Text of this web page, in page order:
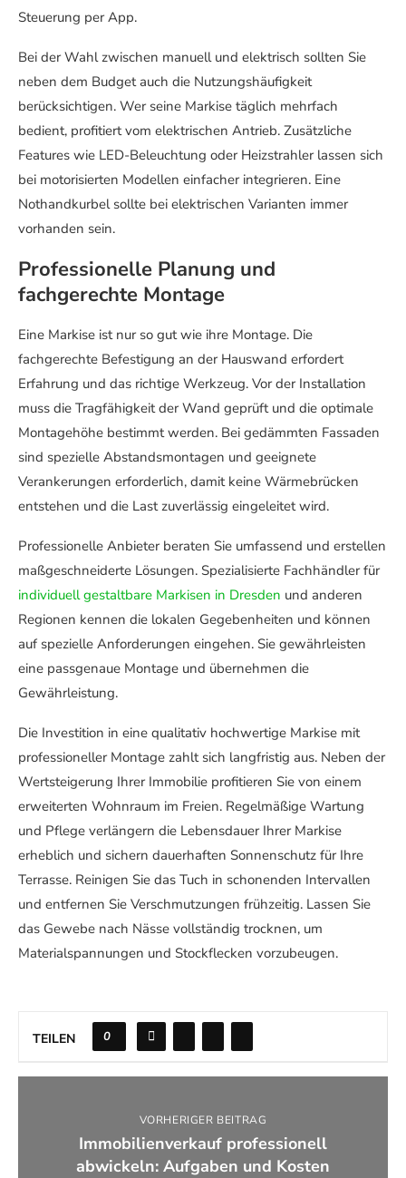
Steuerung per App.
Bei der Wahl zwischen manuell und elektrisch sollten Sie
neben dem Budget auch die Nutzungshäufigkeit
berücksichtigen. Wer seine Markise täglich mehrfach
bedient, profitiert vom elektrischen Antrieb. Zusätzliche
Features wie LED-Beleuchtung oder Heizstrahler lassen sich
bei motorisierten Modellen einfacher integrieren. Eine
Nothandkurbel sollte bei elektrischen Varianten immer
vorhanden sein.
Professionelle Planung und
fachgerechte Montage
Eine Markise ist nur so gut wie ihre Montage. Die
fachgerechte Befestigung an der Hauswand erfordert
Erfahrung und das richtige Werkzeug. Vor der Installation
muss die Tragfähigkeit der Wand geprüft und die optimale
Montagehöhe bestimmt werden. Bei gedämmten Fassaden
sind spezielle Abstandsmontagen und geeignete
Verankerungen erforderlich, damit keine Wärmebrücken
entstehen und die Last zuverlässig eingeleitet wird.
Professionelle Anbieter beraten Sie umfassend und erstellen
maßgeschneiderte Lösungen. Spezialisierte Fachhändler für
individuell gestaltbare Markisen in Dresden und anderen
Regionen kennen die lokalen Gegebenheiten und können
auf spezielle Anforderungen eingehen. Sie gewährleisten
eine passgenaue Montage und übernehmen die
Gewährleistung.
Die Investition in eine qualitativ hochwertige Markise mit
professioneller Montage zahlt sich langfristig aus. Neben der
Wertsteigerung Ihrer Immobilie profitieren Sie von einem
erweiterten Wohnraum im Freien. Regelmäßige Wartung
und Pflege verlängern die Lebensdauer Ihrer Markise
erheblich und sichern dauerhaften Sonnenschutz für Ihre
Terrasse. Reinigen Sie das Tuch in schonenden Intervallen
und entfernen Sie Verschmutzungen frühzeitig. Lassen Sie
das Gewebe nach Nässe vollständig trocknen, um
Materialspannungen und Stockflecken vorzubeugen.
TEILEN 0
VORHERIGER BEITRAG
Immobilienverkauf professionell
abwickeln: Aufgaben und Kosten